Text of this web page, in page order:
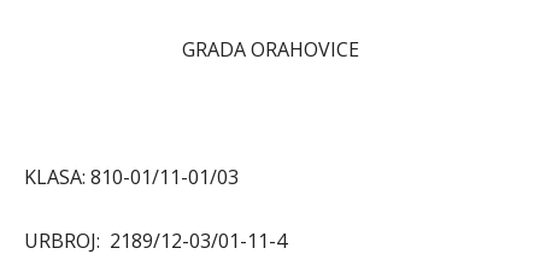
GRADA ORAHOVICE
KLASA: 810-01/11-01/03
URBROJ: 2189/12-03/01-11-4